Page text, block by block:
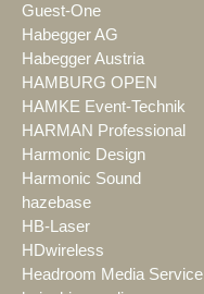
Guest-One
Habegger AG
Habegger Austria
HAMBURG OPEN
HAMKE Event-Technik
HARMAN Professional
Harmonic Design
Harmonic Sound
hazebase
HB-Laser
HDwireless
Headroom Media Service